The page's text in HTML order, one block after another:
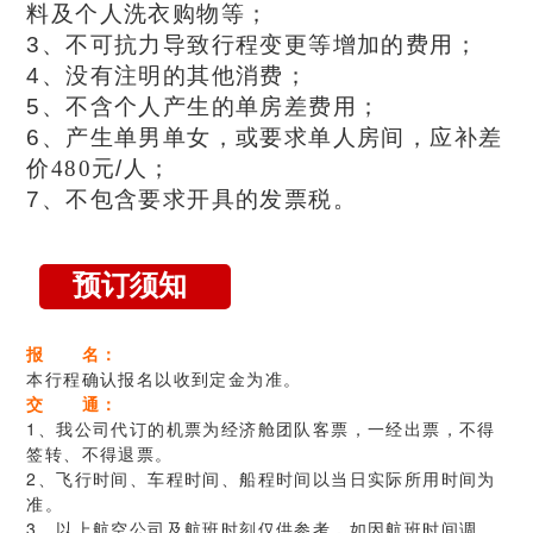
料及个人洗衣购物等；
3 、不可抗力导致行程变更等增加的费用；
4 、没有注明的其他消费；
5 、不含个人产生的单房差费用；
6 、产生单男单女，或要求单人房间，应补差
价480元/人；
7 、不包含要求开具的发票税。
预订须知
报 名：
本行程确认报名以收到定金为准。
交 通：
1、我公司代订的机票为经济舱团队客票，一经出票，不得
签转、不得退票。
2、飞行时间、车程时间、船程时间以当日实际所用时间为
准。